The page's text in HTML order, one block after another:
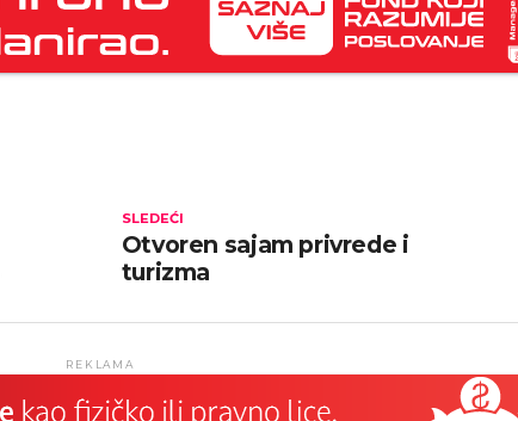
SLEDEĆI
Otvoren sajam privrede i
turizma
REKLAMA